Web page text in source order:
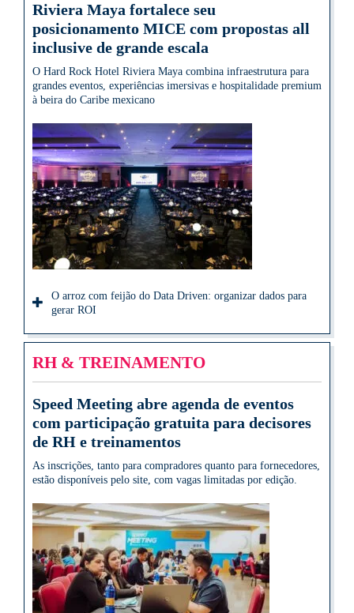
Riviera Maya fortalece seu
posicionamento MICE com propostas all
inclusive de grande escala
O Hard Rock Hotel Riviera Maya combina infraestrutura para
grandes eventos, experiências imersivas e hospitalidade premium
à beira do Caribe mexicano
O arroz com feijão do Data Driven: organizar dados para
gerar ROI
RH & TREINAMENTO
Speed Meeting abre agenda de eventos
com participação gratuita para decisores
de RH e treinamentos
As inscrições, tanto para compradores quanto para fornecedores,
estão disponíveis pelo site, com vagas limitadas por edição.